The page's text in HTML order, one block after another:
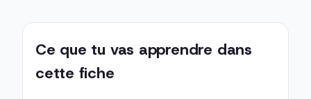
Ce que tu vas apprendre dans
cette fiche